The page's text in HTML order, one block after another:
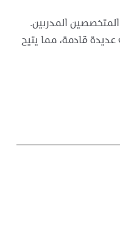
المتخصصين المدربين.
قادمة، مما يتيح